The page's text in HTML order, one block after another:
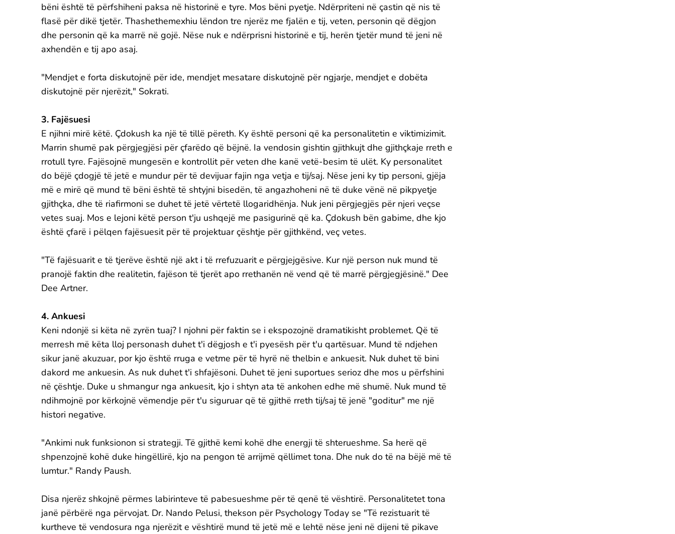
bëni është të përfshiheni paksa në historinë e tyre. Mos bëni pyetje. Ndërpriteni në çastin që nis të
flasë për dikë tjetër. Thashethemexhiu lëndon tre njerëz me fjalën e tij, veten, personin që dëgjon
dhe personin që ka marrë në gojë. Nëse nuk e ndërprisni historinë e tij, herën tjetër mund të jeni në
axhendën e tij apo asaj.
"Mendjet e forta diskutojnë për ide, mendjet mesatare diskutojnë për ngjarje, mendjet e dobëta
diskutojnë për njerëzit," Sokrati.
3. Fajësuesi
E njihni mirë këtë. Çdokush ka një të tillë përeth. Ky është personi që ka personalitetin e viktimizimit.
Marrin shumë pak përgjegjësi për çfarëdo që bëjnë. Ia vendosin gishtin gjithkujt dhe gjithçkaje rreth e
rrotull tyre. Fajësojnë mungesën e kontrollit për veten dhe kanë vetë-besim të ulët. Ky personalitet
do bëjë çdogjë të jetë e mundur për të devijuar fajin nga vetja e tij/saj. Nëse jeni ky tip personi, gjëja
më e mirë që mund të bëni është të shtyjni bisedën, të angazhoheni në të duke vënë në pikpyetje
gjithçka, dhe të riafirmoni se duhet të jetë vërtetë llogaridhënja. Nuk jeni përgjegjës për njeri veçse
vetes suaj. Mos e lejoni këtë person t'ju ushqejë me pasigurinë që ka. Çdokush bën gabime, dhe kjo
është çfarë i pëlqen fajësuesit për të projektuar çështje për gjithkënd, veç vetes.
"Të fajësuarit e të tjerëve është një akt i të rrefuzuarit e përgjejgësive. Kur një person nuk mund të
pranojë faktin dhe realitetin, fajëson të tjerët apo rrethanën në vend që të marrë përgjegjësinë." Dee
Dee Artner.
4. Ankuesi
Keni ndonjë si këta në zyrën tuaj? I njohni për faktin se i ekspozojnë dramatikisht problemet. Që të
merresh më këta lloj personash duhet t'i dëgjosh e t'i pyesësh për t'u qartësuar. Mund të ndjehen
sikur janë akuzuar, por kjo është rruga e vetme për të hyrë në thelbin e ankuesit. Nuk duhet të bini
dakord me ankuesin. As nuk duhet t'i shfajësoni. Duhet të jeni suportues serioz dhe mos u përfshini
në çështje. Duke u shmangur nga ankuesit, kjo i shtyn ata të ankohen edhe më shumë. Nuk mund të
ndihmojnë por kërkojnë vëmendje për t'u siguruar që të gjithë rreth tij/saj të jenë "goditur" me një
histori negative.
"Ankimi nuk funksionon si strategji. Të gjithë kemi kohë dhe energji të shterueshme. Sa herë që
shpenzojnë kohë duke hingëllirë, kjo na pengon të arrijmë qëllimet tona. Dhe nuk do të na bëjë më të
lumtur." Randy Paush.
Disa njerëz shkojnë përmes labirinteve të pabesueshme për të qenë të vështirë. Personalitetet tona
janë përbërë nga përvojat. Dr. Nando Pelusi, thekson për Psychology Today se "Të rezistuarit të
kurtheve të vendosura nga njerëzit e vështirë mund të jetë më e lehtë nëse jeni në dijeni të pikave